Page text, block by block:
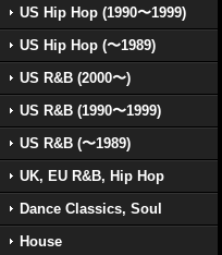
US Hip Hop (1990〜1999)
US Hip Hop (〜1989)
US R&B (2000〜)
US R&B (1990〜1999)
US R&B (〜1989)
UK, EU R&B, Hip Hop
Dance Classics, Soul
House